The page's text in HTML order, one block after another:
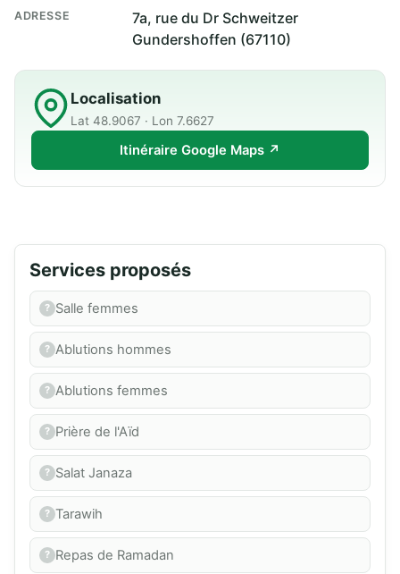
ADRESSE
7a, rue du Dr Schweitzer
Gundershoffen (67110)
Localisation
Lat 48.9067 · Lon 7.6627
Itinéraire Google Maps ↗
Services proposés
Salle femmes
Ablutions hommes
Ablutions femmes
Prière de l'Aïd
Salat Janaza
Tarawih
Repas de Ramadan